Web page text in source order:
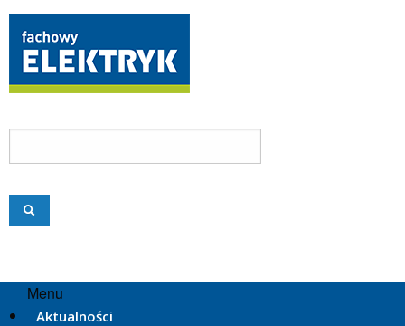
Menu
Aktualności